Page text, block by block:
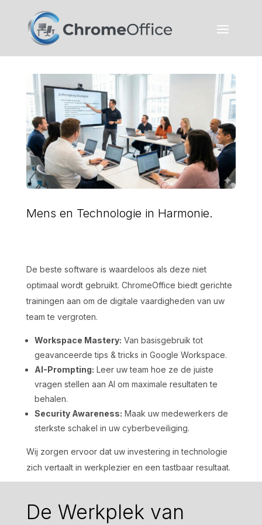
Mens en Technologie in Harmonie.
De beste software is waardeloos als deze niet
optimaal wordt gebruikt. ChromeOffice biedt gerichte
trainingen aan om de digitale vaardigheden van uw
team te vergroten.
Workspace Mastery: Van basisgebruik tot
geavanceerde tips & tricks in Google Workspace.
AI-Prompting: Leer uw team hoe ze de juiste
vragen stellen aan AI om maximale resultaten te
behalen.
Security Awareness: Maak uw medewerkers de
sterkste schakel in uw cyberbeveiliging.
Wij zorgen ervoor dat uw investering in technologie
zich vertaalt in werkplezier en een tastbaar resultaat.
De Werkplek van